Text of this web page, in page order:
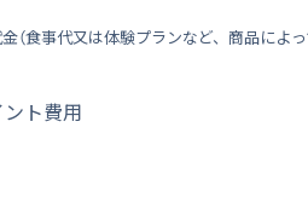
食事代又は体験プランなど、商品によっ
ト費用